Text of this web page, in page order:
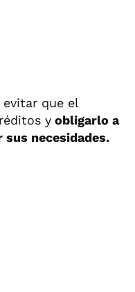
que el
y obligarlo a
necesidades.